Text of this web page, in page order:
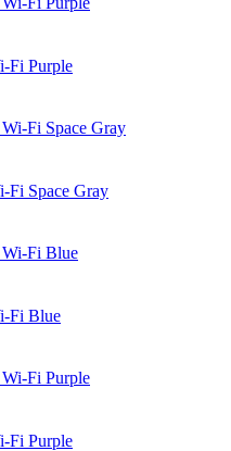
Fi Purple
Fi Space Gray
Fi Blue
Fi Purple